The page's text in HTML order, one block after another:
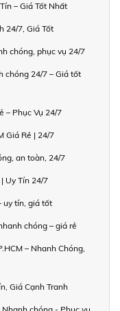
– Giá Tốt Nhất
24/7, Giá Tốt
chóng, phục vụ 24/7
chóng 24/7 – Giá tốt
– Phục Vụ 24/7
Giá Rẻ | 24/7
an toàn, 24/7
Uy Tín 24/7
uy tín, giá tốt
chóng – giá rẻ
– Nhanh Chóng,
Giá Cạnh Tranh